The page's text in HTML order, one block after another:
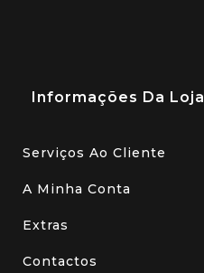
Informações Da Loja
Serviços Ao Cliente
A Minha Conta
Extras
Contactos